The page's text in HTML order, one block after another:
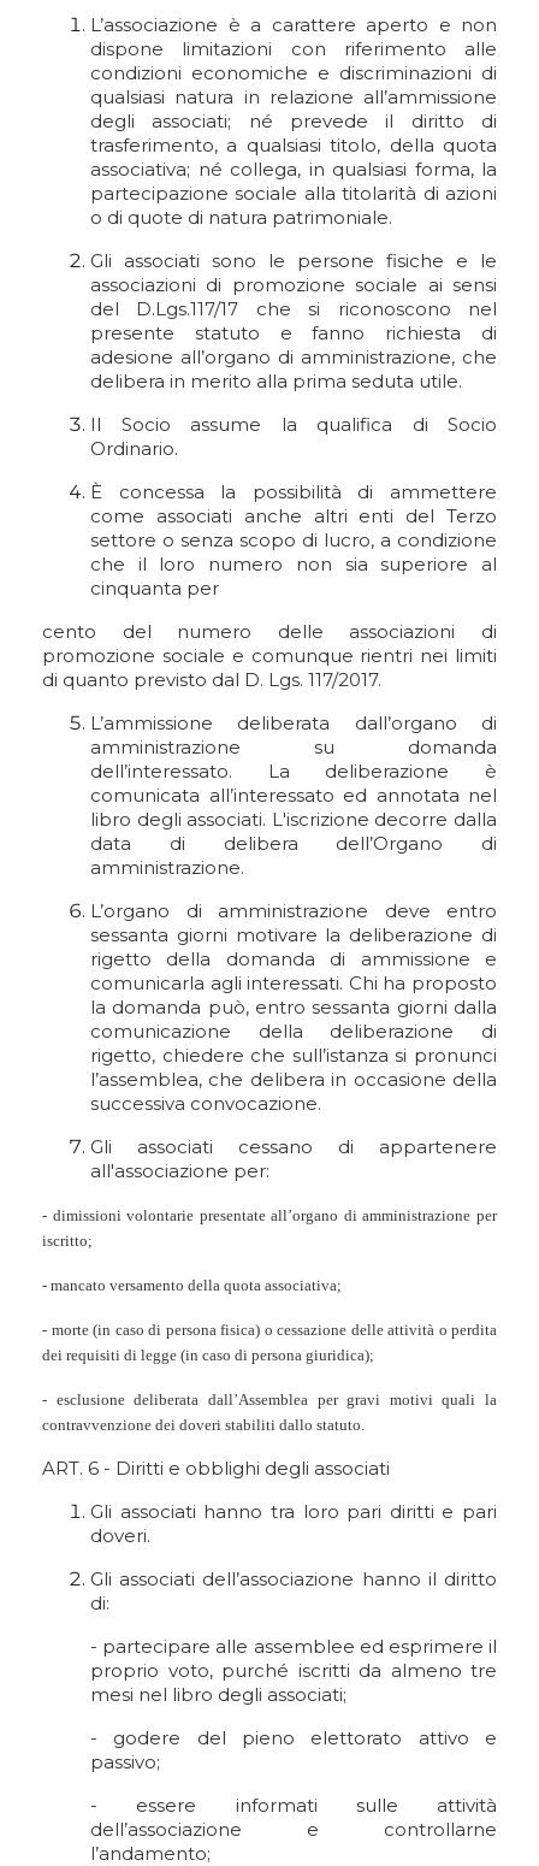
L’associazione è a carattere aperto e non
dispone limitazioni con riferimento alle
condizioni economiche e discriminazioni di
qualsiasi natura in relazione all’ammissione
degli associati; né prevede il diritto di
trasferimento, a qualsiasi titolo, della quota
associativa; né collega, in qualsiasi forma, la
partecipazione sociale alla titolarità di azioni
o di quote di natura patrimoniale.
Gli associati sono le persone fisiche e le
associazioni di promozione sociale ai sensi
del D.Lgs.117/17 che si riconoscono nel
presente statuto e fanno richiesta di
adesione all’organo di amministrazione, che
delibera in merito alla prima seduta utile.
Il Socio assume la qualifica di Socio
Ordinario.
È concessa la possibilità di ammettere
come associati anche altri enti del Terzo
settore o senza scopo di lucro, a condizione
che il loro numero non sia superiore al
cinquanta per
cento del numero delle associazioni di
promozione sociale e comunque rientri nei limiti
di quanto previsto dal D. Lgs. 117/2017.
L’ammissione deliberata dall’organo di
amministrazione su domanda
dell’interessato. La deliberazione è
comunicata all’interessato ed annotata nel
libro degli associati. L'iscrizione decorre dalla
data di delibera dell’Organo di
amministrazione.
L’organo di amministrazione deve entro
sessanta giorni motivare la deliberazione di
rigetto della domanda di ammissione e
comunicarla agli interessati. Chi ha proposto
la domanda può, entro sessanta giorni dalla
comunicazione della deliberazione di
rigetto, chiedere che sull’istanza si pronunci
l’assemblea, che delibera in occasione della
successiva convocazione.
Gli associati cessano di appartenere
all'associazione per:
- dimissioni volontarie presentate all’organo di amministrazione per
iscritto;
- mancato versamento della quota associativa;
- morte (in caso di persona fisica) o cessazione delle attività o perdita
dei requisiti di legge (in caso di persona giuridica);
- esclusione deliberata dall’Assemblea per gravi motivi quali la
contravvenzione dei doveri stabiliti dallo statuto.
ART. 6 - Diritti e obblighi degli associati
Gli associati hanno tra loro pari diritti e pari
doveri.
Gli associati dell’associazione hanno il diritto
di:
- partecipare alle assemblee ed esprimere il
proprio voto, purché iscritti da almeno tre
mesi nel libro degli associati;
- godere del pieno elettorato attivo e
passivo;
- essere informati sulle attività
dell’associazione e controllarne
l’andamento;